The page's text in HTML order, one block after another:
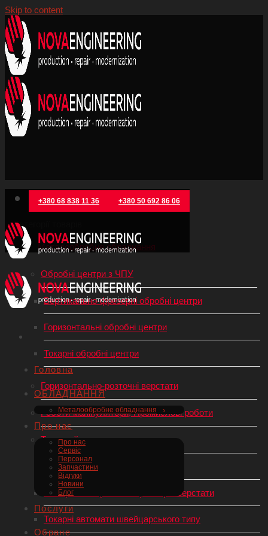
Skip to content
+380 68 838 11 36 +380 50 692 86 06
Головна
ОБЛАДНАННЯ
Металообробне обладнання
Про нас
Про нас
Сервіс
Персонал
Запчастини
Відгуки
Новини
Блог
Послуги
Обране
Категорії товарів
Металообробне обладнання
Обробні центри з ЧПУ
Вертикально-фрезерні обробні центри
Горизонтальні обробні центри
Токарні обробні центри
Горизонтально-розточні верстати
Роботи-маніпулятори, Промислові роботи
Токарний верстат по металу
Токарні верстати з ЧПУ
Універсальні (механічні) токарні верстати
Токарні автомати швейцарського типу